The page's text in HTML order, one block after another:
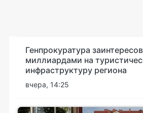
Генпрокуратура
миллиардами на
инфраструктуру региона
вчера, 14:25